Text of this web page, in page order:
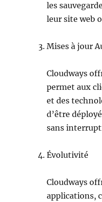
les
leur site web
Mises à jour
Cloudways
permet aux
et des
d’être
sans
Évolutivité
Cloudways
applications,